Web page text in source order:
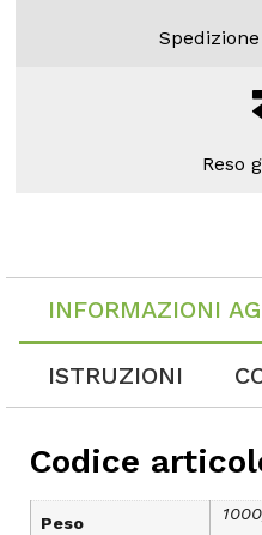
Reso
INFORMAZIONI
ISTRUZIONI
Codice
Peso